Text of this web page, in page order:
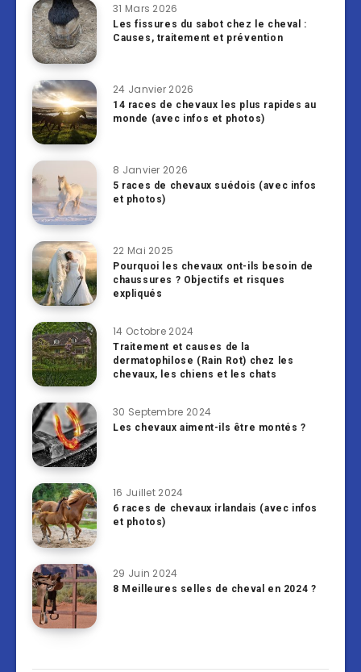
31 Mars 2026
Les fissures du sabot chez le cheval :
Causes, traitement et prévention
24 Janvier 2026
14 races de chevaux les plus rapides au
monde (avec infos et photos)
8 Janvier 2026
5 races de chevaux suédois (avec infos
et photos)
22 Mai 2025
Pourquoi les chevaux ont-ils besoin de
chaussures ? Objectifs et risques
expliqués
14 Octobre 2024
Traitement et causes de la
dermatophilose (Rain Rot) chez les
chevaux, les chiens et les chats
30 Septembre 2024
Les chevaux aiment-ils être montés ?
16 Juillet 2024
6 races de chevaux irlandais (avec infos
et photos)
29 Juin 2024
8 Meilleures selles de cheval en 2024 ?